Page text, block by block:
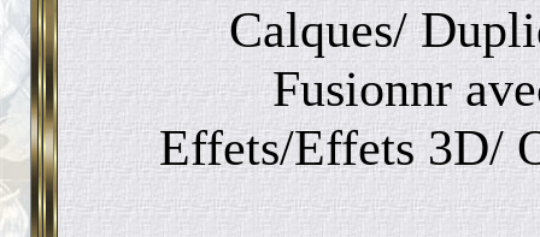
Calques/
Fusionnr
Effets/Effets 3D/